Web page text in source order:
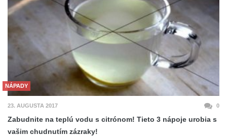
NÁPADY
23. AUGUSTA 2017 0
Zabudnite na teplú vodu s citrónom! Tieto 3 nápoje urobia s
vašim chudnutím zázraky!